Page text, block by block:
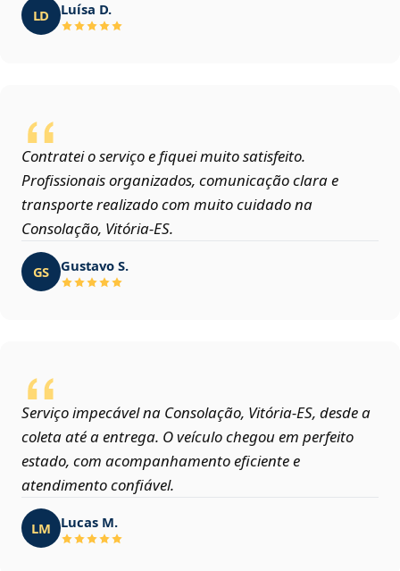
LD Luísa D.
Contratei o serviço e fiquei muito satisfeito.
Profissionais organizados, comunicação clara e
transporte realizado com muito cuidado na
Consolação, Vitória‑ES.
GS Gustavo S.
Serviço impecável na Consolação, Vitória‑ES, desde a
coleta até a entrega. O veículo chegou em perfeito
estado, com acompanhamento eficiente e
atendimento confiável.
LM Lucas M.